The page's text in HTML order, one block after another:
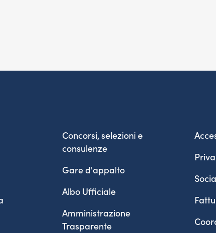
Concorsi, selezioni e
consulenze
Gare d'appalto
Albo Ufficiale
Amministrazione
Trasparente